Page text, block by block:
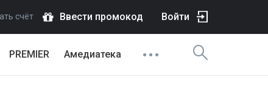
счёт Ввести промокод Войти
PREMIER Амедиатека